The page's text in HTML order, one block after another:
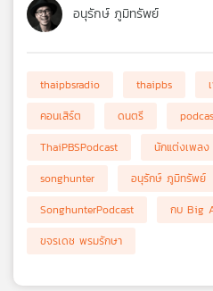
อนุรักษ์ ภูมิทรัพย์
thaipbsradio thaipbs
คอนเสิร์ต
ดนตรี
ThaiPBSPodcast
นักแต่งเพลง
songhunter
อนุรักษ์ ภูมิทรัพย์
SonghunterPodcast
กบ Big
ขจรเดช พรมรักษา